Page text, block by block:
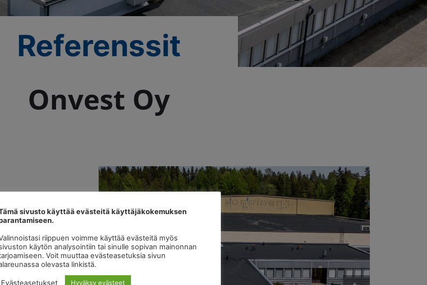
Referenssit
Onvest Oy
purku, OSB-
sivusto käyttää evästeitä käyttäjäkokemuksen
riippuen voimme käyttää evästeitä myös
käytön analysointiin tai sinulle sopivan mainonnan
Voit muuttaa evästeasetuksia sivun
olevasta linkistä.
Evästeasetukset Hyväksy evästeet